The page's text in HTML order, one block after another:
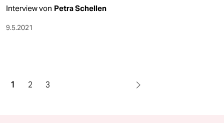
Interview von Petra Schellen
9.5.2021
1 2 3